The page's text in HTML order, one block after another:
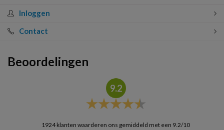
Inloggen
Contact
Beoordelingen
9.2
1924klanten waarderen ons gemiddeld met een 9.2/10